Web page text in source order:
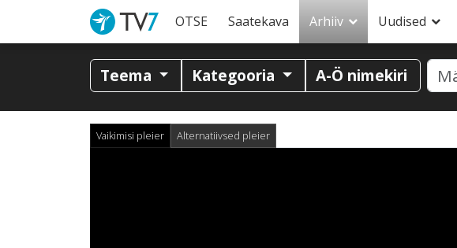
OTSE Saatekava Arhiiv Uudised
Teema Kategooria A-Ö nimekiri
Vaikimisi pleier Alternatiivsed pleier